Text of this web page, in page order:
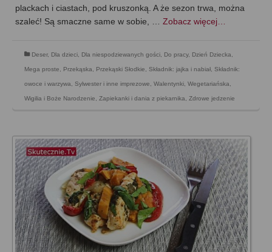
plackach i ciastach, pod kruszonką. A że sezon trwa, można
szaleć! Są smaczne same w sobie, … Zobacz więcej…
Deser, Dla dzieci Dla niespodziewanych gości Do pracy, Dzień Dziecka
Mega proste Przekąska Przekąski Słodkie Składnik: jajka i nabiał Składnik:
owoce i warzywa Sylwester i inne imprezowe Walentynki Wegetariańska
Wigilia i Boże Narodzenie Zapiekanki i dania z piekarnika Zdrowe jedzenie